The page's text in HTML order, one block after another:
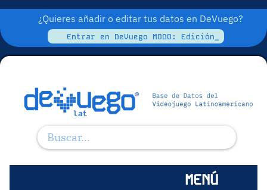
¿Quieres añadir o editar tus datos en DeVuego?
Entrar en DeVuego MODO: Edición_
MENÚ